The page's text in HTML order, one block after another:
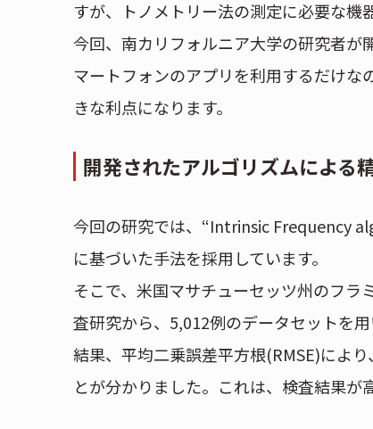
すが、トノメトリー法の測定に必要な機
今回、南カリフォルニア大学の研究者
マートフォンのアプリを利用するだけ
きな利点になります。
開発されたアルゴリズムによる
今回の研究では、“Intrinsic Frequency
に基づいた手法を採用しています。
そこで、米国マサチューセッツ州のフラ
査研究から、5,012例のデータセットを
結果、平均二乗誤差平方根(RMSE)によ
とが分かりました。これは、検査結果が